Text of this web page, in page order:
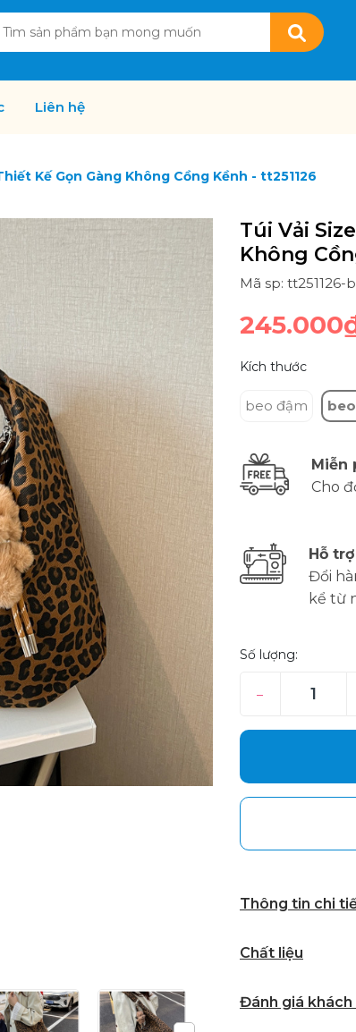
Liên hệ
Kế Gọn Gàng Không Cồng Kềnh - tt251126
Túi Vải
Không
Mã sp: tt251126-
Kích thước
beo đậm
Miễn
Cho
Hỗ
Đổi
kể từ
Số lượng:
–
Thông tin chi
Chất liệu
Đánh giá khách